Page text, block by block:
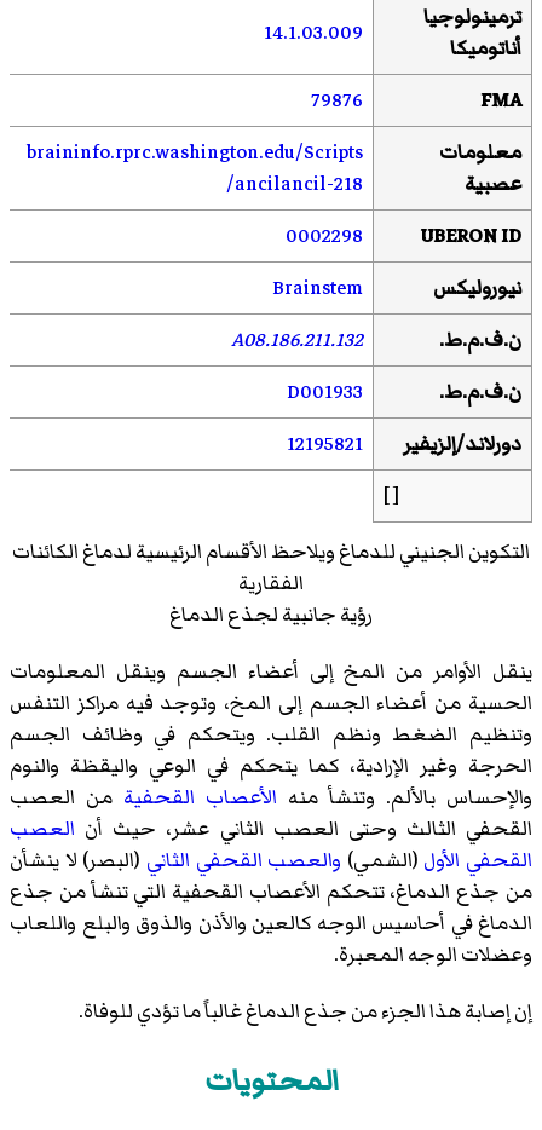
ترمينولوجيا
أناتوميكا
14.1.03.009
FMA
79876
معلومات
عصبية
braininfo.rprc.washington.edu/Scripts
/ancilancil-218
UBERON ID
0002298
نيوروليكس
Brainstem
ن.ف.م.ط.
A08.186.211.132
ن.ف.م.ط.
D001933
دورلاند/إلزيفير
12195821
[ ]
التكوين الجنيني للدماغ ويلاحظ الأقسام الرئيسية لدماغ الكائنات
الفقارية
رؤية جانبية لجذع الدماغ
ينقل الأوامر من المخ إلى أعضاء الجسم وينقل المعلومات
الحسية من أعضاء الجسم إلى المخ، وتوجد فيه مراكز التنفس
وتنظيم الضغط ونظم القلب. ويتحكم في وظائف الجسم
الحرجة وغير الإرادية، كما يتحكم في الوعي واليقظة والنوم
والإحساس بالألم. وتنشأ منه الأعصاب القحفية من العصب
القحفي الثالث وحتى العصب الثاني عشر، حيث أن العصب
القحفي الأول (الشمي) والعصب القحفي الثاني (البصر) لا ينشأن
من جذع الدماغ، تتحكم الأعصاب القحفية التي تنشأ من جذع
الدماغ في أحاسيس الوجه كالعين والأذن والذوق والبلع واللعاب
وعضلات الوجه المعبرة.
إن إصابة هذا الجزء من جذع الدماغ غالباً ما تؤدي للوفاة.
المحتويات